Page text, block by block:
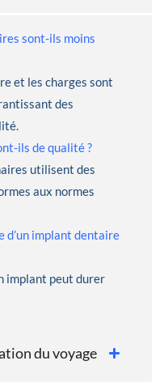
sont-ils moins
et les charges sont
des
ils de qualité ?
utilisent des
aux normes
d’un implant dentaire
implant peut durer
du voyage